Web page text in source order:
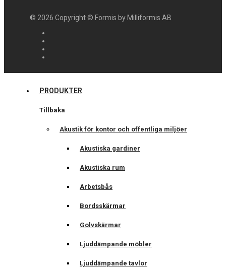
© 2026 Copyright © Formis by Milliformis AB
PRODUKTER
Tillbaka
Akustik för kontor och offentliga miljöer
Akustiska gardiner
Akustiska rum
Arbetsbås
Bordsskärmar
Golvskärmar
Ljuddämpande möbler
Ljuddämpande tavlor